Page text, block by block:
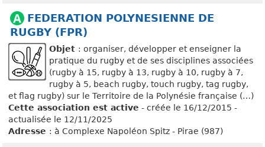
FEDERATION POLYNESIENNE DE
RUGBY (FPR)
Objet : organiser, développer et enseigner la
pratique du rugby et de ses disciplines associées
(rugby à 15, rugby à 13, rugby à 10, rugby à 7,
rugby à 5, beach rugby, touch rugby, tag rugby,
et flag rugby) sur le Territoire de la Polynésie française (…)
Cette association est active - créée le 16/12/2015 -
actualisée le 12/11/2025
Adresse : à Complexe Napoléon Spitz - Pirae (987)